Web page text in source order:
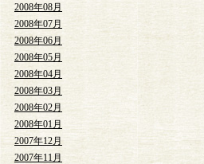
2008年08月
2008年07月
2008年06月
2008年05月
2008年04月
2008年03月
2008年02月
2008年01月
2007年12月
2007年11月